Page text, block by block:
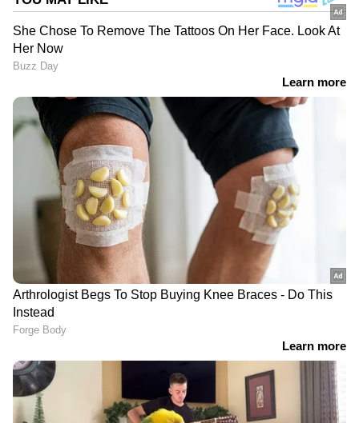
2. മുളപ്പിച്ച പയര്‍
മുളപ്പിച്ച പയറില്‍ പ്രോട്ടീന്‍, ഫൈബർ,
വിറ്റാമിനുകൾ, പൊട്ടാസ്യം, ഫോസ്ഫറസ്,
മഗ്നീഷ്യം, കാർബോഹൈഡ്രേറ്റ്, ഫോളേറ്റ്, ആന്റി
ഓക്‌സിഡന്റുകൾ എന്നിവ
അടങ്ങിയിരിക്കുന്നു. മുളപ്പിച്ച പയറിന്‍റെ
ഗ്ലൈസമിക് സൂചിക കുറവാണ്. ഇവ
DOWNLOAD APP
കഠിനമായ തലവേദന
അകറ്റാൻ കുടിക്കേണ്ട 7
പാനീയങ്ങൾ
ഭക്ഷണത്തിന് ശേഷം
അൽപം പെരുജീരകം
കഴിച്ചോളൂ, കാരണം